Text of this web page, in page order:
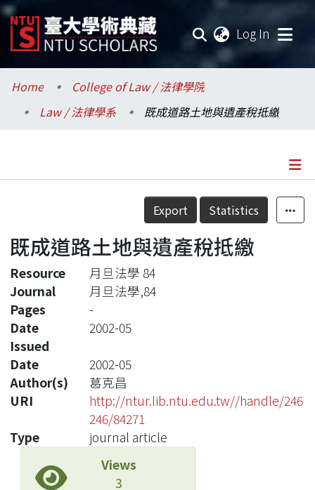
Log In
Communities & Collections
Research Outputs
Statistics
Home
College of Law / 法律學院
Law / 法律學系
既成道路土地與遺產稅抵繳
Details
Export Statistics
既成道路土地與遺產稅抵繳
Resource
月旦法學 84
Journal
月旦法學,84
Pages
-
Date
Issued
2002-05
Date
2002-05
Author(s)
葛克昌
URI
http://ntur.lib.ntu.edu.tw//handle/246
246/84271
Type
journal article
Views
3